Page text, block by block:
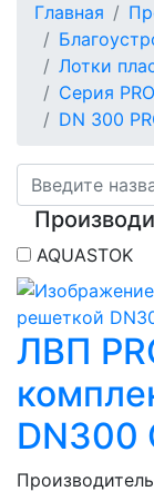
Главная
Лотки
Серия
DN 300
AQUASTOK
ЛВП
DN300